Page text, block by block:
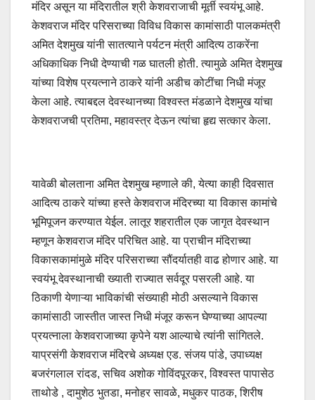
मंदिर असून या मंदिरातील श्री केशवराजाची मूर्ती स्वयंभू आहे.
केशवराज मंदिर परिसराच्या विविध विकास कामांसाठी पालकमंत्री
अमित देशमुख यांनी सातत्याने पर्यटन मंत्री आदित्य ठाकरेंना
अधिकाधिक निधी देण्याची गळ घातली होती. त्यामुळे अमित देशमुख
यांच्या विशेष प्रयत्नाने ठाकरे यांनी अडीच कोटींचा निधी मंजूर
केला आहे. त्याबद्दल देवस्थानच्या विश्वस्त मंडळाने देशमुख यांचा
केशवराजची प्रतिमा, महावस्त्र देऊन त्यांचा हृद्य सत्कार केला.
यावेळी बोलताना अमित देशमुख म्हणाले की, येत्या काही दिवसात
आदित्य ठाकरे यांच्या हस्ते केशवराज मंदिरच्या या विकास कामांचे
भूमिपूजन करण्यात येईल. लातूर शहरातील एक जागृत देवस्थान
म्हणून केशवराज मंदिर परिचित आहे. या प्राचीन मंदिराच्या
विकासकामांमुळे मंदिर परिसराच्या सौंदर्यातही वाढ होणार आहे. या
स्वयंभू देवस्थानाची ख्याती राज्यात सर्वदूर पसरली आहे. या
ठिकाणी येणाऱ्या भाविकांची संख्याही मोठी असल्याने विकास
कामांसाठी जास्तीत जास्त निधी मंजूर करून घेण्याच्या आपल्या
प्रयत्नाला केशवराजाच्या कृपेने यश आल्याचे त्यांनी सांगितले.
याप्रसंगी केशवराज मंदिरचे अध्यक्ष एड. संजय पांडे, उपाध्यक्ष
बजरंगलाल रांदड, सचिव अशोक गोविंदपूरकर, विश्वस्त पापासेठ
ताथोडे , दामुशेठ भुतडा, मनोहर सावळे, मधुकर पाठक, शिरीष